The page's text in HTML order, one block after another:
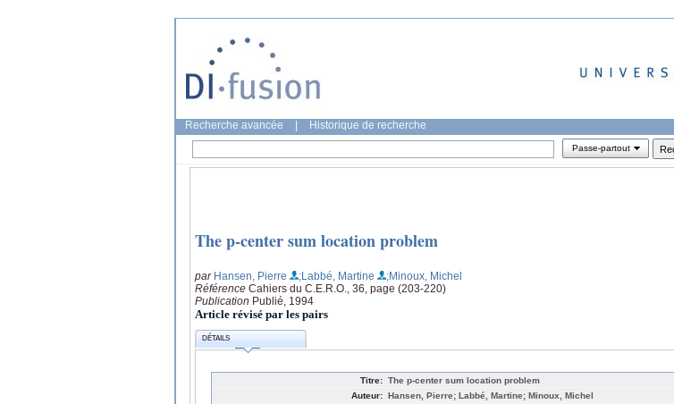
Recherche avancée Historique de recherche
Passe-partout
The p-center sum location problem
par Hansen, Pierre ;Labbé, Martine
;Minoux, Michel
Référence Cahiers du C.E.R.O., 36, page (203-220)
Publication Publié, 1994
Article révisé par les pairs
DÉTAILS
Titre: The p-center sum location problem
Auteur: Hansen, Pierre; Labbé, Martine; Minoux, Michel